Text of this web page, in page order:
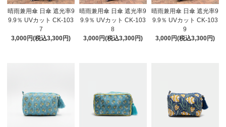
晴雨兼用傘 日傘 遮光率9
9.9％ UVカット CK-103
7
3,000円(税込3,300円)
晴雨兼用傘 日傘 遮光率9
9.9％ UVカット CK-103
8
3,000円(税込3,300円)
晴雨兼用傘 日傘 遮光率9
9.9％ UVカット CK-103
9
3,000円(税込3,300円)